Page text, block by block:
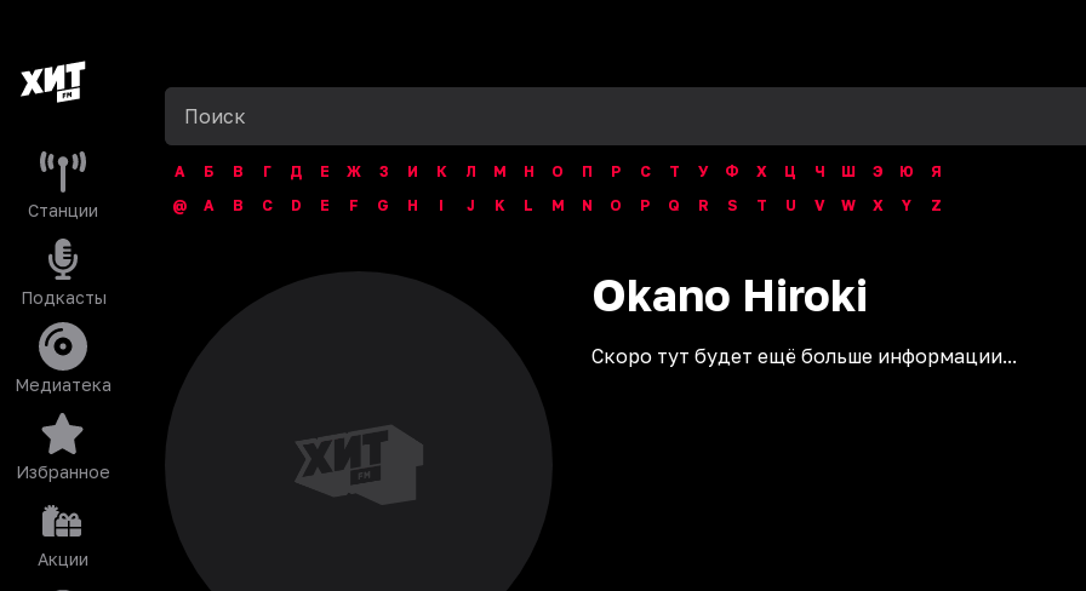
Станции
Подкасты
Медиатека
Избранное
Акции
А Б В Г Д Е Ж З И К Л М Н О П Р С Т У Ф Х Ц Ч Ш Э Ю
Я
@
A B C D E F G H I J K L M N O P Q R S T U V W X Y Z
Okano Hiroki
Скоро тут будет ещё больше информации...